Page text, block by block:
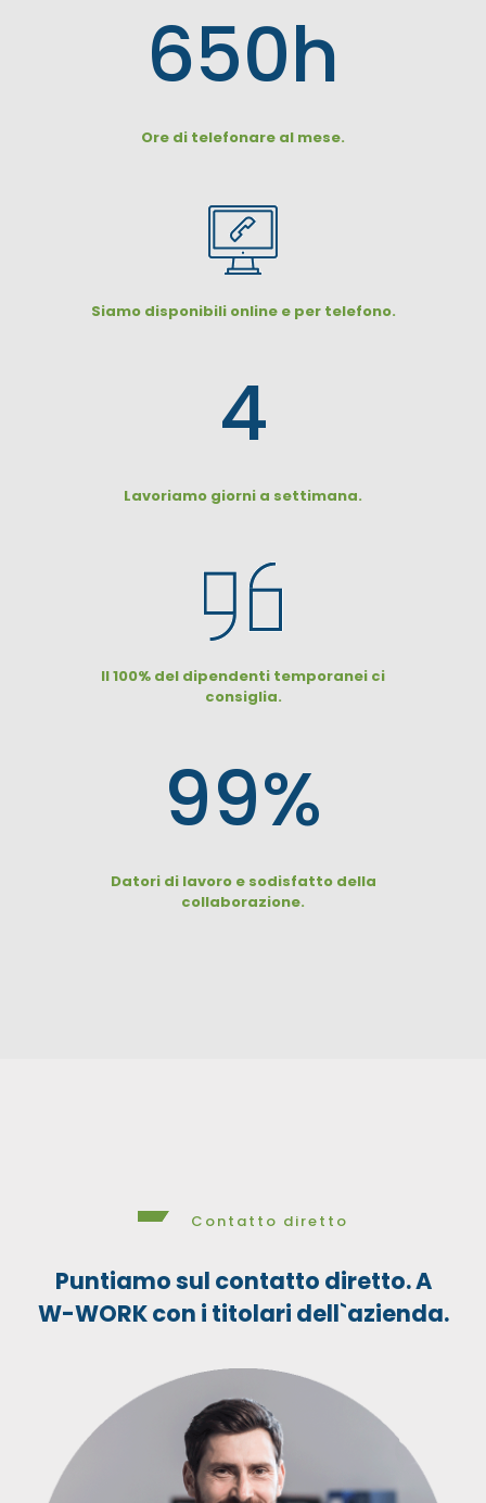
650h
Ore di telefonare al mese.
Siamo disponibili online e per telefono.
4
Lavoriamo giorni a settimana.
Il 100% del dipendenti temporanei ci
consiglia.
99%
Datori di lavoro e sodisfatto della
collaborazione.
Contatto diretto
Puntiamo sul contatto diretto. A
W-WORK con i titolari dell`azienda.